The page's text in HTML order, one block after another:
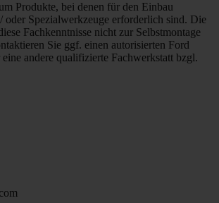
Produkte, bei denen für den Einbau
oder Spezialwerkzeuge erforderlich sind. Die
Fachkenntnisse nicht zur Selbstmontage
Sie ggf. einen autorisierten Ford
andere qualifizierte Fachwerkstatt bzgl.